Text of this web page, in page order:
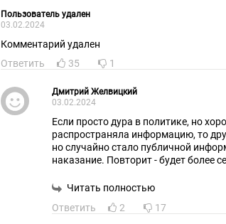
Пользователь удален
03.02.2024
Комментарий удален
Ответить
35 1
Дмитрий Желвицкий
03.02.2024
Если просто дypа в политике, но
распространяла информацию, то
но случайно стало публичной
наказание. Повторит - будет более
Читать полностью
Ответить
2 17